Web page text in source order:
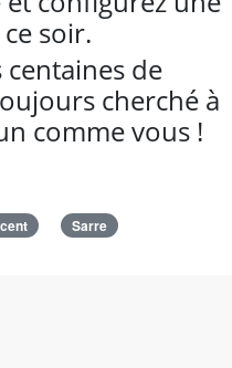
soir.
de
cherché à
comme vous !
Sarre